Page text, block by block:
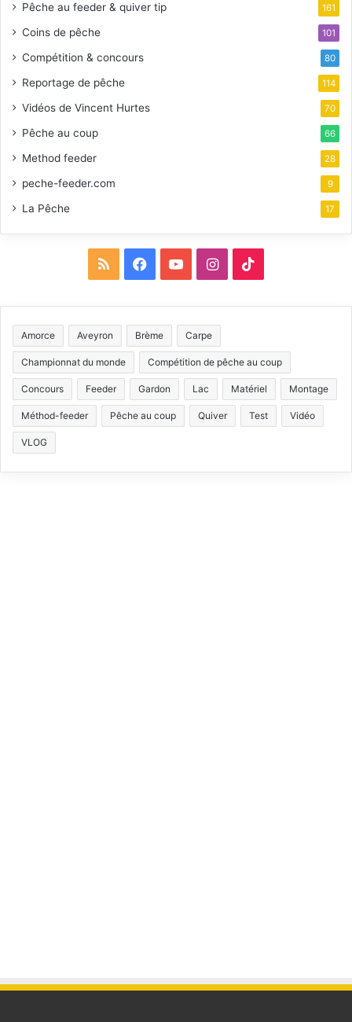
Pêche au feeder & quiver tip 161
Coins de pêche 101
Compétition & concours 80
Reportage de pêche 114
Vidéos de Vincent Hurtes 70
Pêche au coup 66
Method feeder 28
peche-feeder.com 9
La Pêche 17
S
c
e
b
o
u
T
I
s
t
g
T
o
k
Amorce Aveyron Brème Carpe
Championnat du monde Compétition de pêche au coup
Concours Feeder Gardon Lac Matériel Montage
Méthod-feeder Pêche au coup Quiver Test Vidéo
VLOG